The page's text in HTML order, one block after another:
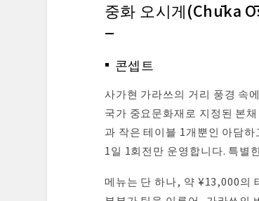
레스토랑의 평가
메뉴 안내
시식한 요리
디저트 & 피날레
총평 & 인상
중화 오시게(Chūka
콘셉트
사가현 가라쓰의 거리 풍경 속
국가 중요문화재로 지정된 본
과 작은 테이블 1개뿐인 아담
1일 1회전만 운영합니다. 특별
메뉴는 단 하나, 약 ¥13,000의